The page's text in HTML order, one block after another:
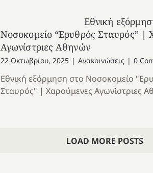
Εθνική
Νοσοκομείο “Ερυθρός Σταυρός” |
Αγωνίστριες Αθηνών
22 Οκτωβρίου, 2025 | Ανακοινώσεις | 0
Εθνική εξόρμηση στο Νοσοκομείο
Σταυρός" | Χαρούμενες Αγωνίστριες
LOAD MORE POSTS